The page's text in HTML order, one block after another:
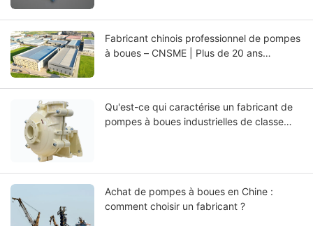
Fabricant chinois professionnel de pompes
à boues – CNSME | Plus de 20 ans
Qu'est-ce qui caractérise un fabricant de
pompes à boues industrielles de classe
Achat de pompes à boues en Chine :
comment choisir un fabricant ?